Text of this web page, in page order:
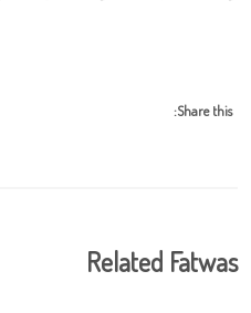
Share this:
Related Fatwas